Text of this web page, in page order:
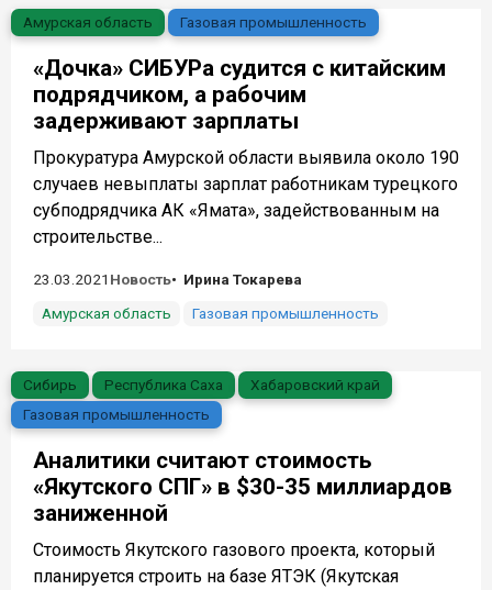
Амурская область Газовая промышленность
«Дочка» СИБУРа судится с китайским
подрядчиком, а рабочим
задерживают зарплаты
Прокуратура Амурской области выявила около 190
случаев невыплаты зарплат работникам турецкого
субподрядчика АК «Ямата», задействованным на
строительстве...
23.03.2021 Новость
Ирина Токарева
Амурская область
Газовая промышленность
Сибирь Республика Саха
Хабаровский край
Газовая промышленность
Аналитики считают стоимость
«Якутского СПГ» в $30-35 миллиардов
заниженной
Стоимость Якутского газового проекта, который
планируется строить на базе ЯТЭК (Якутская